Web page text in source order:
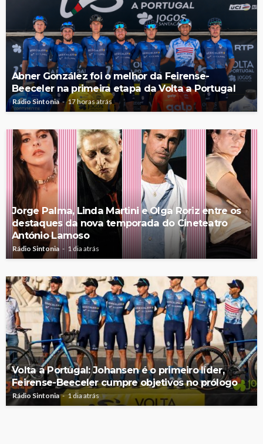
Abner González foi o melhor da Feirense-
Beeceler na primeira etapa da Volta a Portugal
Rádio Sintonia 17 horas atrás
Jorge Palma, Linda Martini e Olga Roriz entre os
destaques da nova temporada do Cineteatro
António Lamoso
Rádio Sintonia 1 dia atrás
Volta a Portugal: Johansen é o primeiro líder,
Feirense-Beeceler cumpre objetivos no prólogo
Rádio Sintonia 1 dia atrás